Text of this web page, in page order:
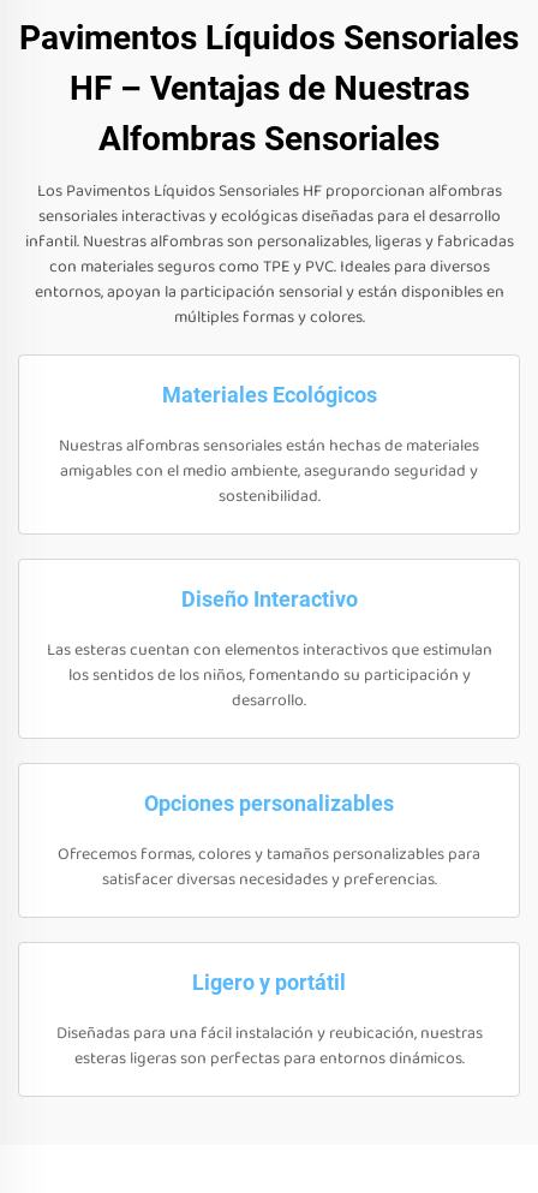
Pavimentos Líquidos Sensoriales
HF – Ventajas de Nuestras
Alfombras Sensoriales
Los Pavimentos Líquidos Sensoriales HF proporcionan alfombras
sensoriales interactivas y ecológicas diseñadas para el desarrollo
infantil. Nuestras alfombras son personalizables, ligeras y fabricadas
con materiales seguros como TPE y PVC. Ideales para diversos
entornos, apoyan la participación sensorial y están disponibles en
múltiples formas y colores.
Materiales Ecológicos
Nuestras alfombras sensoriales están hechas de materiales
amigables con el medio ambiente, asegurando seguridad y
sostenibilidad.
Diseño Interactivo
Las esteras cuentan con elementos interactivos que estimulan
los sentidos de los niños, fomentando su participación y
desarrollo.
Opciones personalizables
Ofrecemos formas, colores y tamaños personalizables para
satisfacer diversas necesidades y preferencias.
Ligero y portátil
Diseñadas para una fácil instalación y reubicación, nuestras
esteras ligeras son perfectas para entornos dinámicos.